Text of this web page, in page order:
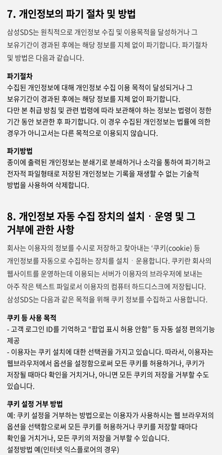
7. 개인정보의 파기 절차 및 방법
삼성SDS는 원칙적으로 개인정보 수집 및 이용목적을 달성하거나 그
보유기간이 경과된 후에는 해당 정보를 지체 없이 파기합니다. 파기절차
및 방법은 다음과 같습니다.
파기절차
수집된 개인정보에 대해 개인정보 수집 이용 목적이 달성되거나 그
보유기간이 경과된 후에는 해당 정보를 지체 없이 파기합니다.
다만 본 취급 방침 및 관련 법령에 따라 보관해야 하는 정보는 법령이 정한
기간 동안 보관한 후 파기합니다. 이 경우 수집된 개인정보는 법률에 의한
경우가 아니고서는 다른 목적으로 이용되지 않습니다.
파기방법
종이에 출력된 개인정보는 분쇄기로 분쇄하거나 소각을 통하여 파기하고
전자적 파일형태로 저장된 개인정보는 기록을 재생할 수 없는 기술적
방법을 사용하여 삭제합니다.
8. 개인정보 자동 수집 장치의 설치ㆍ운영 및 그
거부에 관한 사항
회사는 이용자의 정보를 수시로 저장하고 찾아내는 ‘쿠키(cookie) 등
개인정보를 자동으로 수집하는 장치를 설치ㆍ운용합니다. 쿠키란 회사의
웹사이트를 운영하는데 이용되는 서버가 이용자의 브라우저에 보내는
아주 작은 텍스트 파일로서 이용자의 컴퓨터 하드디스크에 저장됩니다.
삼성SDS는 다음과 같은 목적을 위해 쿠키 정보를 수집하고 사용합니다.
쿠키 등 사용 목적
- 고객 로그인 ID를 기억하고 “팝업 표시 허용 안함” 등 자동 설정 편의기능
제공
- 이용자는 쿠키 설치에 대한 선택권을 가지고 있습니다. 따라서, 이용자는
웹브라우저에서 옵션을 설정함으로써 모든 쿠키를 허용하거나, 쿠키가
저장될 때마다 확인을 거치거나, 아니면 모든 쿠키의 저장을 거부할 수도
있습니다.
쿠키 설정 거부 방법
예: 쿠키 설정을 거부하는 방법으로는 이용자가 사용하시는 웹 브라우저의
옵션을 선택함으로써 모든 쿠키를 허용하거나 쿠키를 저장할 때마다
확인을 거치거나, 모든 쿠키의 저장을 거부할 수 있습니다.
설정방법 예(인터넷 익스플로어의 경우)